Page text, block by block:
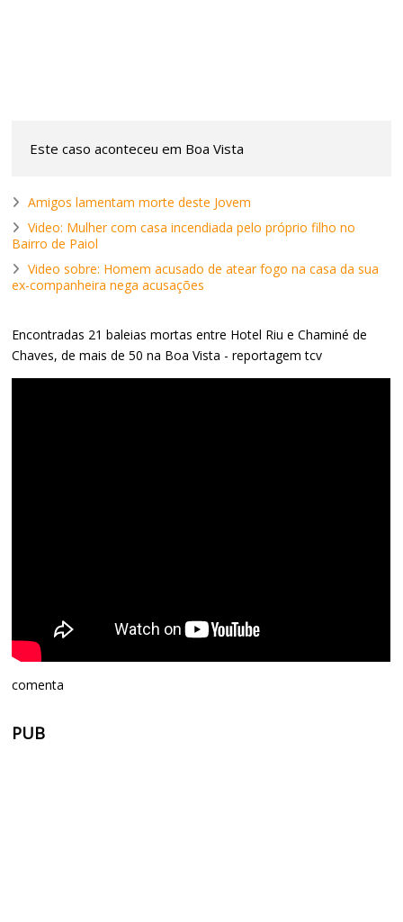
Este caso aconteceu em Boa Vista
Amigos lamentam morte deste Jovem
Video: Mulher com casa incendiada pelo próprio filho no
Bairro de Paiol
Video sobre: Homem acusado de atear fogo na casa da sua
ex-companheira nega acusações
Encontradas 21 baleias mortas entre Hotel Riu e Chaminé de
Chaves, de mais de 50 na Boa Vista - reportagem tcv
comenta
PUB